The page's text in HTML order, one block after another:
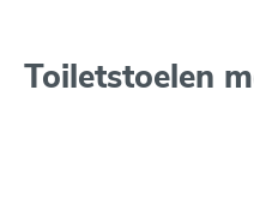
Toiletstoelen